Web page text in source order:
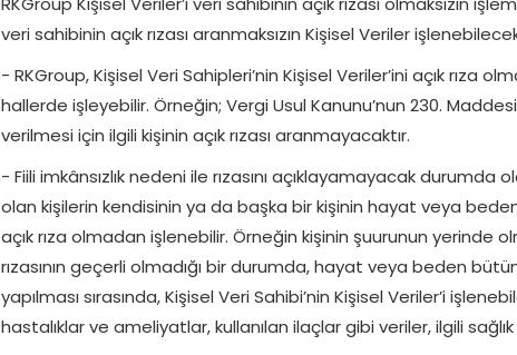
veri sahibinin açık rızası aranmaksızın Kişisel Veriler
- RKGroup, Kişisel Veri Sahipleri’nin Kişisel Veriler’ini açık rıza
hallerde işleyebilir. Örneğin; Vergi Usul Kanunu’nun 230.
verilmesi için ilgili kişinin açık rızası aranmayacaktır.
- Fiili imkânsızlık nedeni ile rızasını açıklayamayacak
olan kişilerin kendisinin ya da başka bir kişinin hayat veya
açık rıza olmadan işlenebilir. Örneğin kişinin şuurunun yerinde
rızasının geçerli olmadığı bir durumda, hayat veya beden
yapılması sırasında, Kişisel Veri Sahibi’nin Kişisel Veriler’i
hastalıklar ve ameliyatlar, kullanılan ilaçlar gibi veriler, ilgili